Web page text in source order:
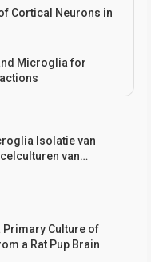
Cortical Neurons in
Microglia for
Isolatie van
van
Primary Culture of
a Rat Pup Brain